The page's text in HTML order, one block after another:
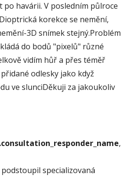
po havárii. V posledním půlroce
korekce se nemění,
3D snímek stejný.Problém
do bodů "pixelů" různé
vidím hůř a přes téměř
odlesky jako když
ve slunciDěkuji za jakoukoliv
,
specializovaná